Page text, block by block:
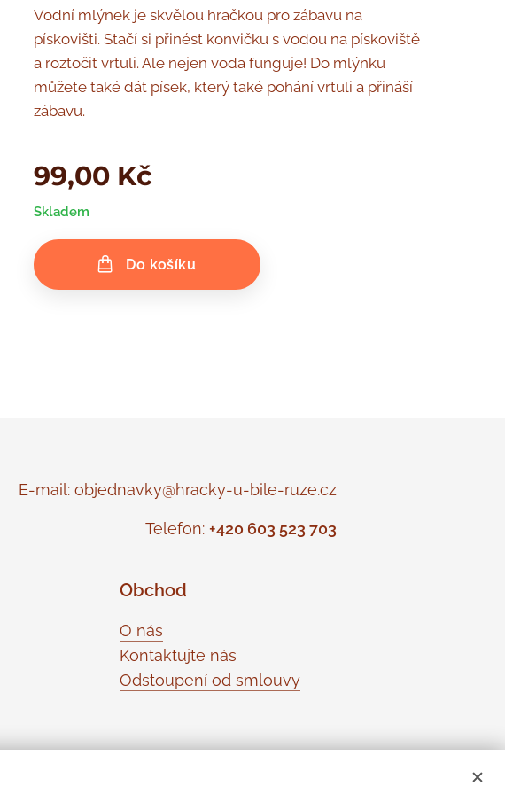
Vodní mlýnek je skvělou hračkou pro zábavu na
pískovišti. Stačí si přinést konvičku s vodou na pískoviště
a roztočit vrtuli. Ale nejen voda funguje! Do mlýnku
můžete také dát písek, který také pohání vrtuli a přináší
zábavu.
99,00 Kč
Skladem
Do košíku
E-mail: objednavky@hracky-u-bile-ruze.cz
Telefon: +420 603 523 703
Obchod
O nás
Kontaktujte nás
Odstoupení od smlouvy